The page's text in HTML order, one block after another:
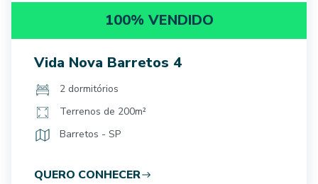
100% VENDIDO
Vida Nova Barretos 4
2 dormitórios
Terrenos de 200m²
Barretos - SP
QUERO CONHECER